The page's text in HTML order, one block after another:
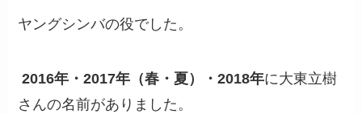
ヤングシンバの役でした。
2016年・2017年（春・夏）・2018年に大東立樹
さんの名前がありました。